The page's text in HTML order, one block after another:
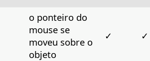
o ponteiro do
mouse se
moveu sobre o
objeto
✓ ✓